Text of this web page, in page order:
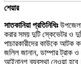
শেয়ার
সাতকানিয়া প্রতিনিধিঃ
করার সময় দুটি স্কেভেটর ও
পাচারকারীদের কাউকে আটক
জলিল জানান, ডাম্পার ট্রাক ও
আইনানুগ ব্যবস্থা নেওয়া হবে।